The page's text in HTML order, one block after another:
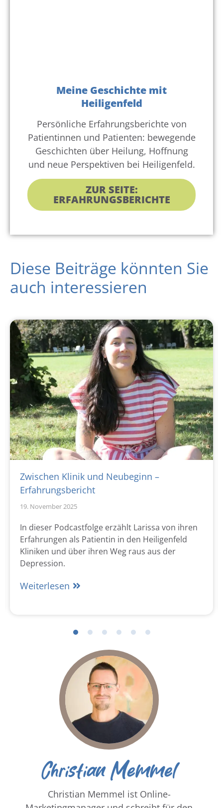
Meine Geschichte mit
Heiligenfeld
Persönliche Erfahrungsberichte von
Patientinnen und Patienten: bewegende
Geschichten über Heilung, Hoffnung
und neue Perspektiven bei Heiligenfeld.
ZUR SEITE:
ERFAHRUNGSBERICHTE
Diese Beiträge könnten Sie
auch interessieren
Zwischen Klinik und Neubeginn –
Erfahrungsbericht
19. November 2025
In dieser Podcastfolge erzählt Larissa von ihren
Erfahrungen als Patientin in den Heiligenfeld
Kliniken und über ihren Weg raus aus der
Depression.
Weiterlesen
Christian Memmel
Christian Memmel ist Online-